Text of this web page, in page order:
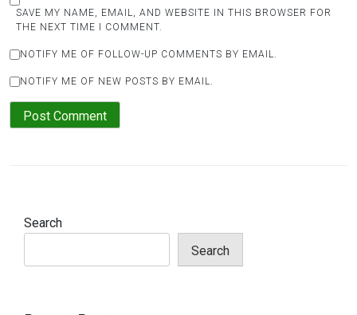
SAVE MY NAME, EMAIL, AND WEBSITE IN THIS BROWSER FOR
THE NEXT TIME I COMMENT.
NOTIFY ME OF FOLLOW-UP COMMENTS BY EMAIL.
NOTIFY ME OF NEW POSTS BY EMAIL.
Search
Search